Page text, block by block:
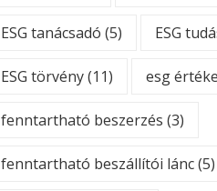
ESG tanácsadó (5) ESG
ESG törvény(11) esg
fenntartható beszerzés (3)
fenntartható beszállítói lánc(5)